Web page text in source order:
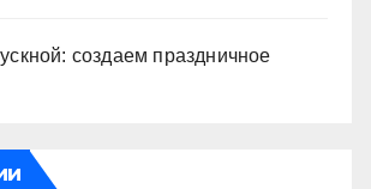
создаем праздничное